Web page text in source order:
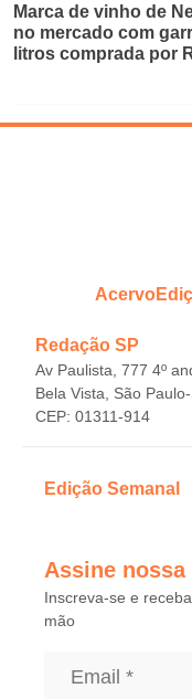
Marca de vinho de
no mercado com
litros comprada por
Acervo
Redação SP
Av Paulista, 777 4º
Bela Vista, São
CEP: 01311-914
Edição Semanal
Assine
Inscreva-se e
mão